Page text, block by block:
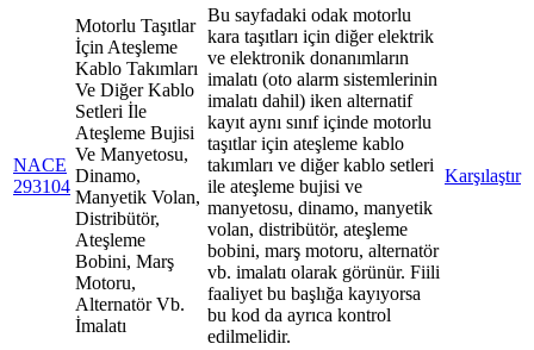
NACE
293104
Motorlu Taşıtlar
İçin Ateşleme
Kablo Takımları
Ve Diğer Kablo
Setleri İle
Ateşleme Bujisi
Ve Manyetosu,
Dinamo,
Manyetik Volan,
Distribütör,
Ateşleme
Bobini, Marş
Motoru,
Alternatör Vb.
İmalatı
Bu sayfadaki odak motorlu
kara taşıtları için diğer elektrik
ve elektronik donanımların
imalatı (oto alarm sistemlerinin
imalatı dahil) iken alternatif
kayıt aynı sınıf içinde motorlu
taşıtlar için ateşleme kablo
takımları ve diğer kablo setleri
ile ateşleme bujisi ve
manyetosu, dinamo, manyetik
volan, distribütör, ateşleme
bobini, marş motoru, alternatör
vb. imalatı olarak görünür. Fiili
faaliyet bu başlığa kayıyorsa
bu kod da ayrıca kontrol
edilmelidir.
Karşılaştır